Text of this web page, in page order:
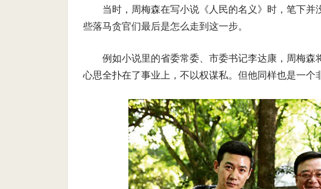
当时，周梅森在写小说《人民的名义》时，笔下
些落马贪官们最后是怎么走到这一步。
例如小说里的省委常委、市委书记李达康，周梅
心思全扑在了事业上，不以权谋私。但他同样也是一个